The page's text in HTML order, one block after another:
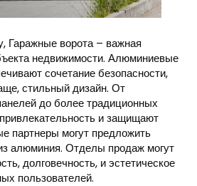
Гаражные ворота – важная
недвижимости. Алюминиевые
сочетание безопасности,
стильный дизайн. От
до более традиционных
и защищают
партнеры могут предложить
алюминия. Отделы продаж могут
долговечность, и эстетическое
пользователей.